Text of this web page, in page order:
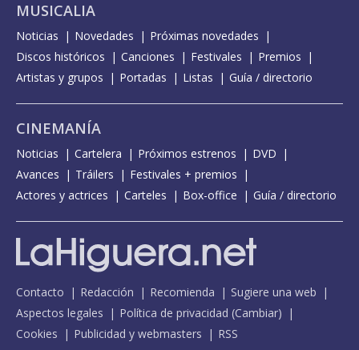
MUSICALIA
Noticias Novedades
Próximas novedades
Discos históricos
Canciones Festivales
Premios
Artistas y grupos
Portadas Listas Guía / directorio
CINEMANÍA
Noticias Cartelera Próximos estrenos
DVD
Avances
Tráilers
Festivales + premios
Actores y actrices
Carteles Box-office Guía / directorio
Contacto Redacción Recomienda
Sugiere una web
Aspectos legales
Política de privacidad (Cambiar)
Cookies
Publicidad y webmasters RSS